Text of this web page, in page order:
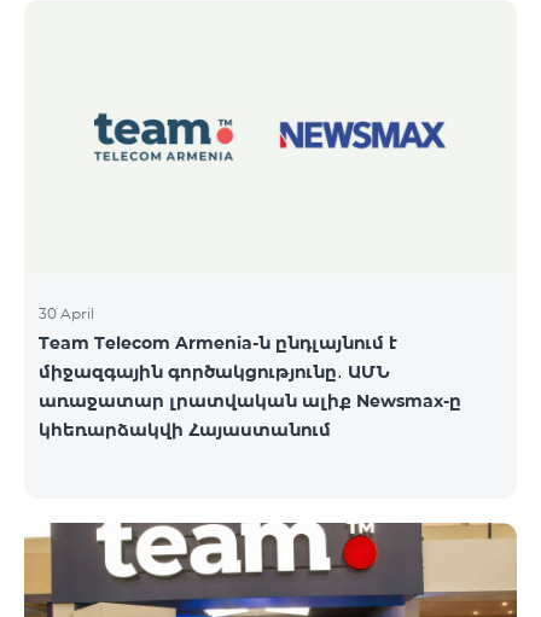
30 April
Team Telecom Armenia-ն ընդլայնում է
միջազգային գործակցությունը․ ԱՄՆ
առաջատար լրատվական ալիք Newsmax-ը
կհեռարձակվի Հայաստանում